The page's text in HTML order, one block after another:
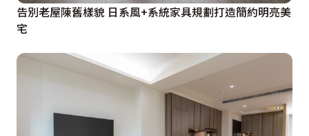
告別老屋陳舊樣貌 日系風+系統家具規劃打造簡約明亮美
宅